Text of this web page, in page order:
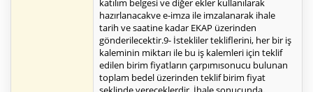
katılım belgesi ve diğer ekler kullanılarak
hazırlanacakve e-imza ile imzalanarak ihale
tarih ve saatine kadar EKAP üzerinden
gönderilecektir.9- İstekliler tekliflerini, her bir iş
kaleminin miktarı ile bu iş kalemleri için teklif
edilen birim fiyatların çarpımısonucu bulunan
toplam bedel üzerinden teklif birim fiyat